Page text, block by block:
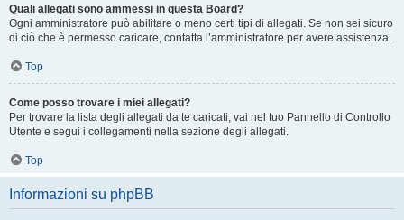
Quali allegati sono ammessi in questa Board?
Ogni amministratore può abilitare o meno certi tipi di allegati. Se non sei sicuro
di ciò che è permesso caricare, contatta l’amministratore per avere assistenza.
Top
Come posso trovare i miei allegati?
Per trovare la lista degli allegati da te caricati, vai nel tuo Pannello di Controllo
Utente e segui i collegamenti nella sezione degli allegati.
Top
Informazioni su phpBB